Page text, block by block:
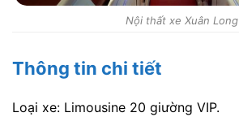
Nội thất xe Xuân Long
Thông tin chi tiết
Loại xe: Limousine 20 giường VIP.